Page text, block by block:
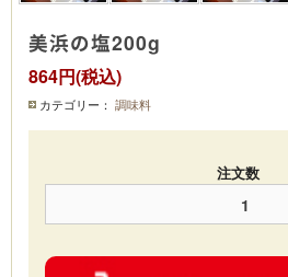
美浜の塩200g
864円(税込)
カテゴリー： 調味料
注文数